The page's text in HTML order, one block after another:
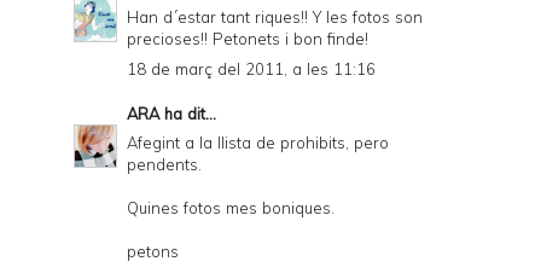
Han d´estar tant riques!! Y les fotos son
precioses!! Petonets i bon finde!
18 de març del 2011, a les 11:16
ARAha dit...
Afegint a la llista de prohibits, pero
pendents.
Quines fotos mes boniques.
petons